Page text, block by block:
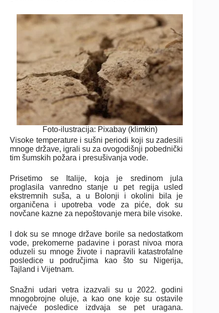
Foto-ilustracija: Pixabay (klimkin)
Visoke temperature i sušni periodi koji su zadesili
mnoge države, igrali su za ovogodišnji pobednički
tim šumskih požara i presušivanja vode.
Prisetimo se Italije, koja je sredinom jula
proglasila vanredno stanje u pet regija usled
ekstremnih suša, a u Bolonji i okolini bila je
organičena i upotreba vode za piće, dok su
novčane kazne za nepoštovanje mera bile visoke.
I dok su se mnoge države borile sa nedostatkom
vode, prekomerne padavine i porast nivoa mora
oduzeli su mnoge živote i napravili katastrofalne
posledice u područjima kao što su Nigerija,
Tajland i Vijetnam.
Snažni udari vetra izazvali su u 2022. godini
mnogobrojne oluje, a kao one koje su ostavile
najveće posledice izdvaja se pet uragana.